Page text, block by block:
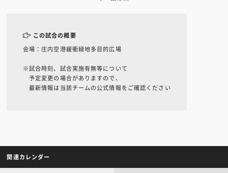
この試合の概要
会場：庄内空港緩衝緑地多目的広場
※試合時刻、試合実施有無等について
予定変更の場合がありますので、
最新情報は当該チームの公式情報をご確認ください
関連カレンダー